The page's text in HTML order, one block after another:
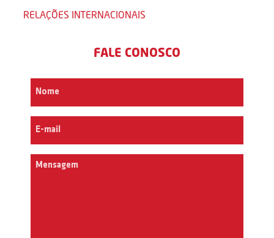
RELAÇÕES INTERNACIONAIS
FALE CONOSCO